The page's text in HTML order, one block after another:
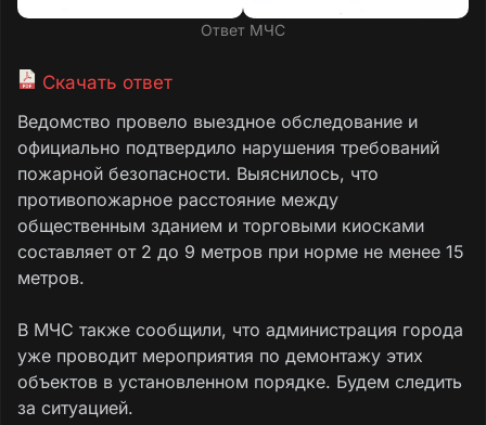
Ответ МЧС
Скачать ответ
Ведомство провело выездное обследование и
официально подтвердило нарушения требований
пожарной безопасности. Выяснилось, что
противопожарное расстояние между
общественным зданием и торговыми киосками
составляет от 2 до 9 метров при норме не менее 15
метров.
В МЧС также сообщили, что администрация города
уже проводит мероприятия по демонтажу этих
объектов в установленном порядке. Будем следить
за ситуацией.